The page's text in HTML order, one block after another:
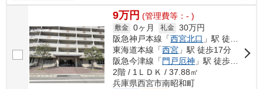
9万円 (管理費等：- )
敷金 0ヶ月 礼金 30万円
阪急神戸本線「西宮北口 」駅 徒歩7分
東海道本線「西宮 」駅 徒歩17分
阪急今津線「 門戸厄神 」駅 徒歩19分
2階 / 1ＬＤＫ / 37.88㎡
兵庫県西宮市南昭和町